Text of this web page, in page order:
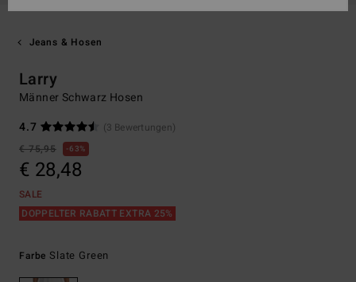
Jeans & Hosen
Larry
Männer Schwarz Hosen
4.7
(3 Bewertungen)
€ 75,95
63%
€ 28,48
SALE
DOPPELTER RABATT EXTRA 25%
Farbe Slate Green